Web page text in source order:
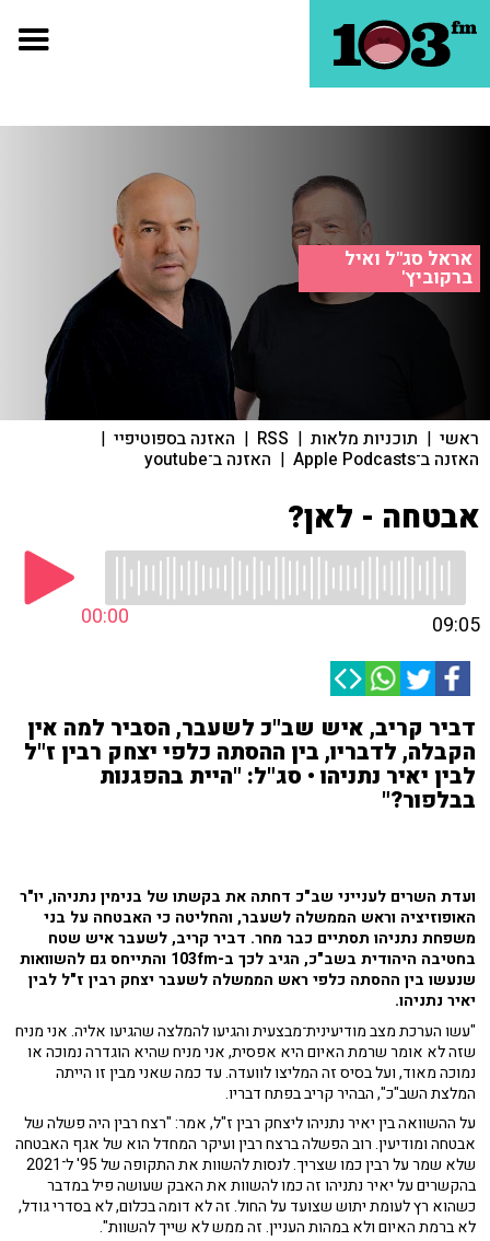
אראל סג"ל ואיל
ברקוביץ'
ראשי | תוכניות מלאות |
RSS
| האזנה בספוטיפיי |
האזנה ב־Apple Podcasts | האזנה ב־youtube
אבטחה - לאן?
00:00 09:05
דביר קריב, איש שב"כ לשעבר, הסביר למה אין
הקבלה, לדבריו, בין ההסתה כלפי יצחק רבין ז"ל
לבין יאיר נתניהו • סג"ל: "היית בהפגנות
בבלפור?"
ועדת השרים לענייני שב"כ דחתה את בקשתו של בנימין נתניהו, יו"ר
האופוזיציה וראש הממשלה לשעבר, והחליטה כי האבטחה על בני
משפחת נתניהו תסתיים כבר מחר. דביר קריב, לשעבר איש שטח
בחטיבה היהודית בשב"כ, הגיב לכך ב-103fm והתייחס גם להשוואות
שנעשו בין ההסתה כלפי ראש הממשלה לשעבר יצחק רבין ז"ל לבין
יאיר נתניהו.
"עשו הערכת מצב מודיעינית־מבצעית והגיעו להמלצה שהגיעו אליה. אני מניח
שזה לא אומר שרמת האיום היא אפסית, אני מניח שהיא הוגדרה נמוכה או
נמוכה מאוד, ועל בסיס זה המליצו לוועדה. עד כמה שאני מבין זו הייתה
המלצת השב"כ", הבהיר קריב בפתח דבריו.
על ההשוואה בין יאיר נתניהו ליצחק רבין ז"ל, אמר: "רצח רבין היה פשלה של
אבטחה ומודיעין. רוב הפשלה ברצח רבין ועיקר המחדל הוא של אגף האבטחה
שלא שמר על רבין כמו שצריך. לנסות להשוות את התקופה של 95' ל־2021
בהקשרים על יאיר נתניהו זה כמו להשוות את האבק שעושה פיל במדבר
כשהוא רץ לעומת יתוש שצועד על החול. זה לא דומה בכלום, לא בסדרי גודל,
לא ברמת האיום ולא במהות העניין. זה ממש לא שייך להשוות".